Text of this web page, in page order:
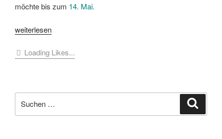
möchte bis zum 14. Mai.
„[Challenge]
Weltenbummler-
2023“
weiterlesen
Loading Likes...
nach: